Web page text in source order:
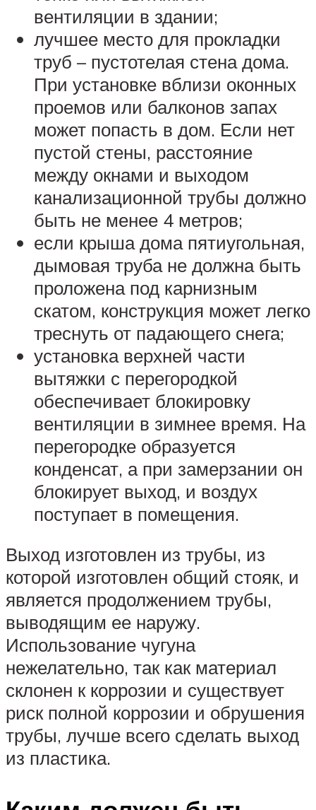
вентиляции в здании;
лучшее место для прокладки
труб – пустотелая стена дома.
При установке вблизи оконных
проемов или балконов запах
может попасть в дом. Если нет
пустой стены, расстояние
между окнами и выходом
канализационной трубы должно
быть не менее 4 метров;
если крыша дома пятиугольная,
дымовая труба не должна быть
проложена под карнизным
скатом, конструкция может легко
треснуть от падающего снега;
установка верхней части
вытяжки с перегородкой
обеспечивает блокировку
вентиляции в зимнее время. На
перегородке образуется
конденсат, а при замерзании он
блокирует выход, и воздух
поступает в помещения.
Выход изготовлен из трубы, из
которой изготовлен общий стояк, и
является продолжением трубы,
выводящим ее наружу.
Использование чугуна
нежелательно, так как материал
склонен к коррозии и существует
риск полной коррозии и обрушения
трубы, лучше всего сделать выход
из пластика.